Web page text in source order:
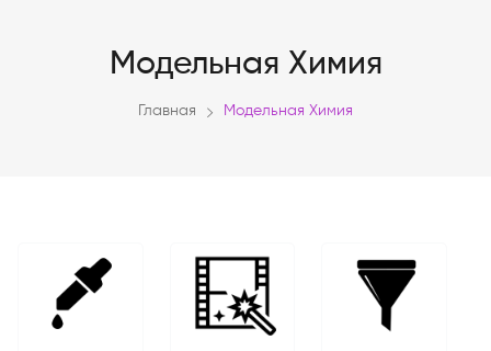
Модельная Химия
Главная Модельная Химия